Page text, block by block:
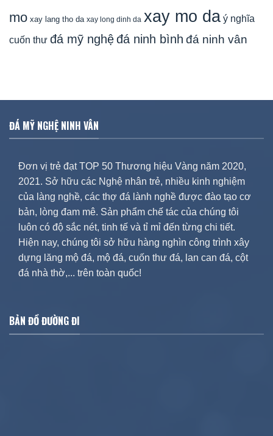
mo xay lang tho da xay long dinh da xay mo da ý nghĩa
cuốn thư đá mỹ nghệđá ninh bình đá ninh vân
ĐÁ MỸ NGHỆ NINH VÂN
Đơn vị trẻ đạt TOP 50 Thương hiệu Vàng năm 2020,
2021. Sở hữu các Nghệ nhân trẻ, nhiều kinh nghiệm
của làng nghề, các thợ đá lành nghề được đào tạo cơ
bản, lòng đam mê. Sản phẩm chế tác của chúng tôi
luôn có độ sắc nét, tinh tế và tỉ mỉ đến từng chi tiết.
Hiện nay, chúng tôi sở hữu hàng nghìn công trình xây
dựng lăng mộ đá, mộ đá, cuốn thư đá, lan can đá, cột
đá nhà thờ,... trên toàn quốc!
BẢN ĐỒ ĐƯỜNG ĐI